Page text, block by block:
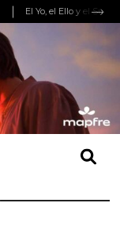
El Yo, el Ello y el